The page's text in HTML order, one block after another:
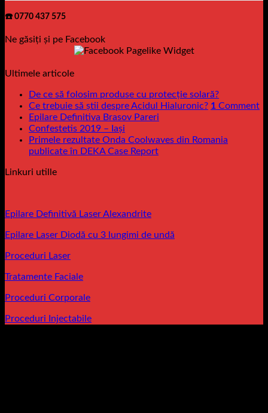
☎️ 0770 437 575
Ne găsiți și pe Facebook
Ultimele articole
De ce să folosim produse cu protecție solară?
Ce trebuie să știi despre Acidul Hialuronic? 1 Comment
Epilare Definitiva Brasov Pareri
Confestetis 2019 – Iași
Primele rezultate Onda Coolwaves din Romania
publicate în DEKA Case Report
Linkuri utille
Epilare Definitivă Laser Alexandrite
Epilare Laser Diodă cu 3 lungimi de undă
Proceduri Laser
Tratamente Faciale
Proceduri Corporale
Proceduri Injectabile